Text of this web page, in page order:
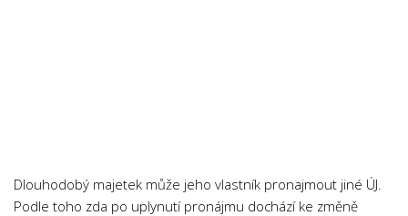
Ekologie
Dlouhodobý majetek může jeho vlastník pronajmout jiné ÚJ.
Podle toho zda po uplynutí pronájmu dochází ke změně